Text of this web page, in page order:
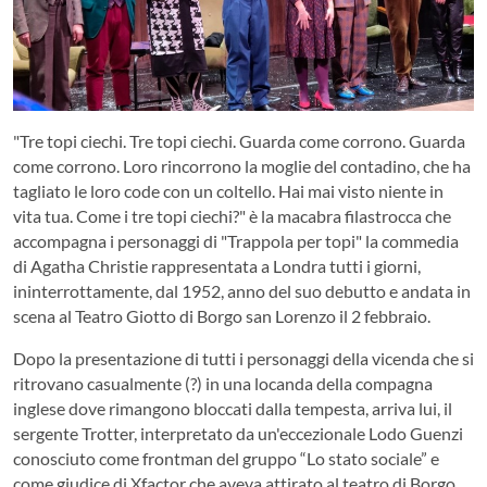
"Tre topi ciechi. Tre topi ciechi. Guarda come corrono. Guarda
come corrono. Loro rincorrono la moglie del contadino, che ha
tagliato le loro code con un coltello. Hai mai visto niente in
vita tua. Come i tre topi ciechi?" è la macabra filastrocca che
accompagna i personaggi di "Trappola per topi" la commedia
di Agatha Christie rappresentata a Londra tutti i giorni,
ininterrottamente, dal 1952, anno del suo debutto e andata in
scena al Teatro Giotto di Borgo san Lorenzo il 2 febbraio.
Dopo la presentazione di tutti i personaggi della vicenda che si
ritrovano casualmente (?) in una locanda della compagna
inglese dove rimangono bloccati dalla tempesta, arriva lui, il
sergente Trotter, interpretato da un'eccezionale Lodo Guenzi
conosciuto come frontman del gruppo “Lo stato sociale” e